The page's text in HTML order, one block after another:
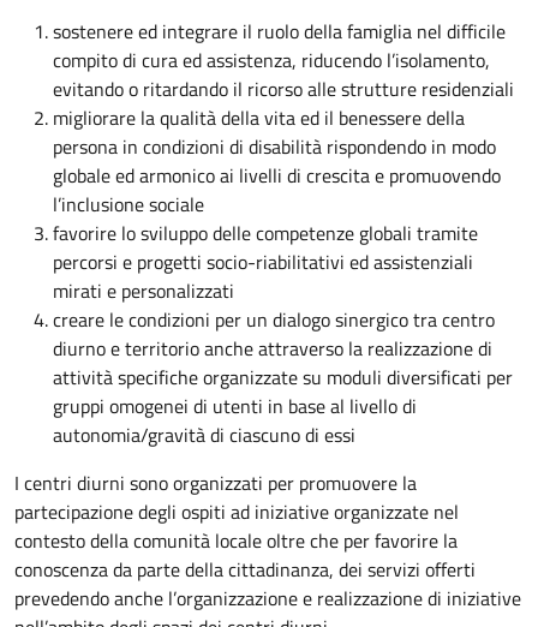
sostenere ed integrare il ruolo della famiglia nel difficile
compito di cura ed assistenza, riducendo l’isolamento,
evitando o ritardando il ricorso alle strutture residenziali
migliorare la qualità della vita ed il benessere della
persona in condizioni di disabilità rispondendo in modo
globale ed armonico ai livelli di crescita e promuovendo
l’inclusione sociale
favorire lo sviluppo delle competenze globali tramite
percorsi e progetti socio-riabilitativi ed assistenziali
mirati e personalizzati
creare le condizioni per un dialogo sinergico tra centro
diurno e territorio anche attraverso la realizzazione di
attività specifiche organizzate su moduli diversificati per
gruppi omogenei di utenti in base al livello di
autonomia/gravità di ciascuno di essi
I centri diurni sono organizzati per promuovere la
partecipazione degli ospiti ad iniziative organizzate nel
contesto della comunità locale oltre che per favorire la
conoscenza da parte della cittadinanza, dei servizi offerti
prevedendo anche l’organizzazione e realizzazione di iniziative